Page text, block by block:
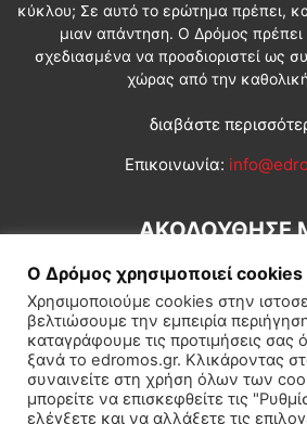
κύκλου; Σε αυτό το ερώτημα πρέπει,
μιαν απάντηση. Ο Δρόμος πρέπει
σχεδιασμένα να προσδιοριστεί ως
χώρας από την
διαβάστε
Επικοινωνία:
ΑΚΟΛΟΥΘΗΣΕ
Εγγραφή συνδρομητή Πολιτική
Ο Δρόμος χρησιμοποιεί cookies
Χρησιμοποιούμε cookies στην
βελτιώσουμε την εμπειρία
καταγράφουμε τις προτιμήσεις σας
ξανά το edromos.gr. Κλικάροντας
συναινείτε στη χρήση όλων των
μπορείτε να επισκεφθείτε τις
ελέγξετε και να αλλάξετε τις